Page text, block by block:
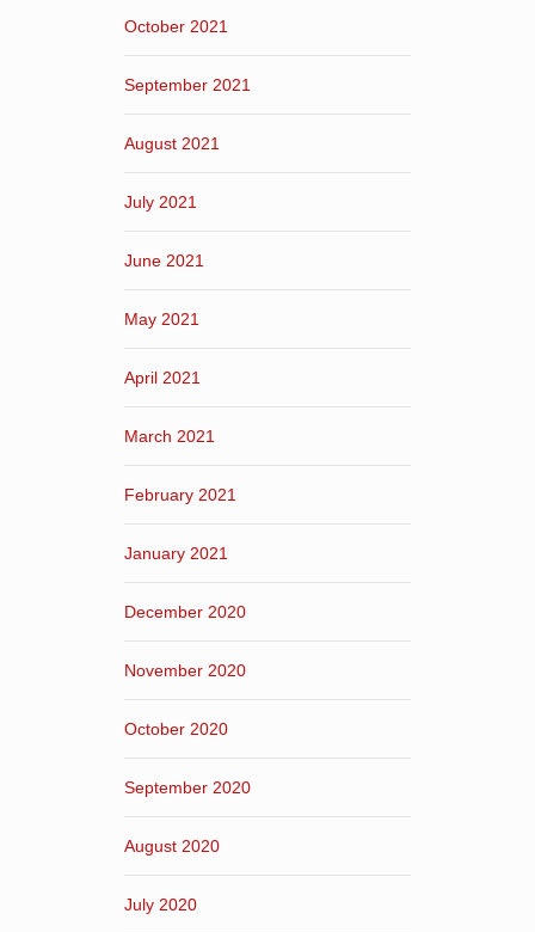
October 2021
September 2021
August 2021
July 2021
June 2021
May 2021
April 2021
March 2021
February 2021
January 2021
December 2020
November 2020
October 2020
September 2020
August 2020
July 2020